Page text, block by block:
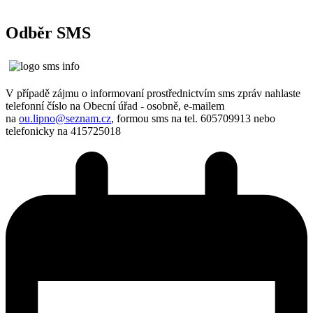
Odběr SMS
V případě zájmu o informovaní prostřednictvím sms zpráv nahlaste
telefonní číslo na Obecní úřad - osobně, e-mailem
na ou.lipno@seznam.cz, formou sms na tel. 605709913 nebo
telefonicky na 415725018